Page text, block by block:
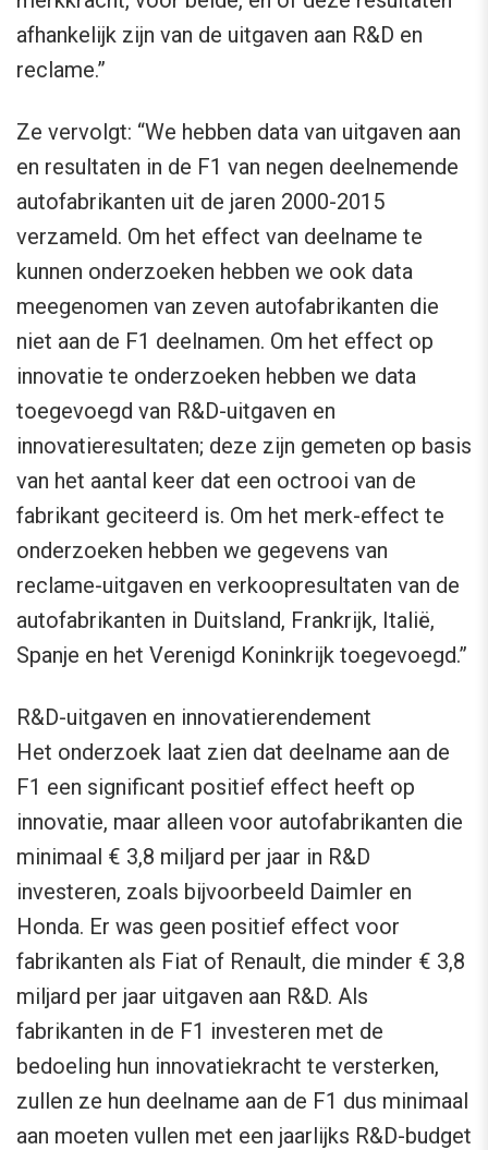
afhankelijk zijn van de uitgaven aan R&D en
reclame.”
Ze vervolgt: “We hebben data van uitgaven aan
en resultaten in de F1 van negen deelnemende
autofabrikanten uit de jaren 2000-2015
verzameld. Om het effect van deelname te
kunnen onderzoeken hebben we ook data
meegenomen van zeven autofabrikanten die
niet aan de F1 deelnamen. Om het effect op
innovatie te onderzoeken hebben we data
toegevoegd van R&D-uitgaven en
innovatieresultaten; deze zijn gemeten op basis
van het aantal keer dat een octrooi van de
fabrikant geciteerd is. Om het merk-effect te
onderzoeken hebben we gegevens van
reclame-uitgaven en verkoopresultaten van de
autofabrikanten in Duitsland, Frankrijk, Italië,
Spanje en het Verenigd Koninkrijk toegevoegd.”
R&D-uitgaven en innovatierendement
Het onderzoek laat zien dat deelname aan de
F1 een significant positief effect heeft op
innovatie, maar alleen voor autofabrikanten die
minimaal € 3,8 miljard per jaar in R&D
investeren, zoals bijvoorbeeld Daimler en
Honda. Er was geen positief effect voor
fabrikanten als Fiat of Renault, die minder € 3,8
miljard per jaar uitgaven aan R&D. Als
fabrikanten in de F1 investeren met de
bedoeling hun innovatiekracht te versterken,
zullen ze hun deelname aan de F1 dus minimaal
aan moeten vullen met een jaarlijks R&D-budget